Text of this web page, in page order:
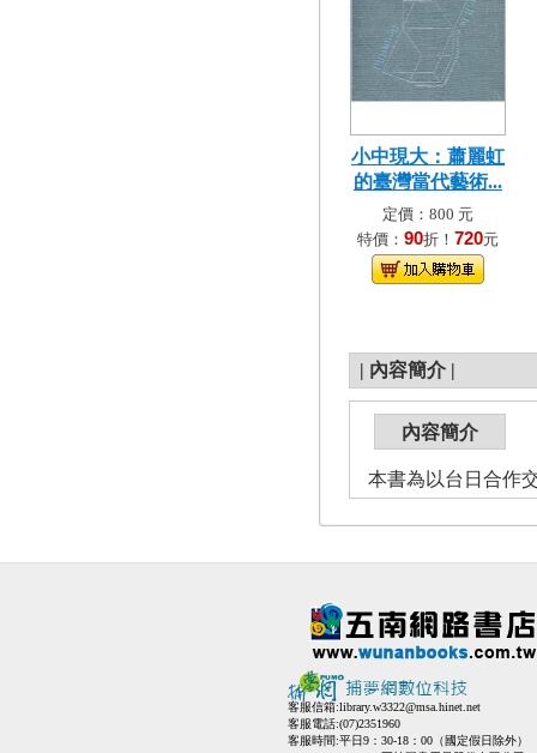
小中現大：蕭麗虹
的臺灣當代藝術...
定價：800 元
特價： 90折！ 720元
| 內容簡介 |
內容簡介
本書為以台日合作
客服信箱:library.w3322@msa.hinet.net
客服電話:(07)2351960
客服時間:平日9：30-18：00（國定假日除外）